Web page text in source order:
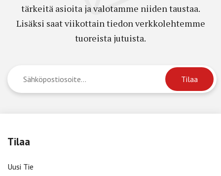
tärkeitä asioita ja valotamme niiden taustaa.
Lisäksi saat viikottain tiedon verkkolehtemme
tuoreista jutuista.
Tilaa
Uusi Tie